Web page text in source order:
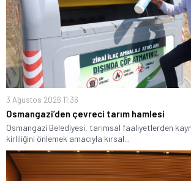
3 Ağustos 2026 11:36
Osmangazi’den çevreci tarım hamlesi
Osmangazi Belediyesi, tarımsal faaliyetlerden
kirliliğini önlemek amacıyla kırsal...